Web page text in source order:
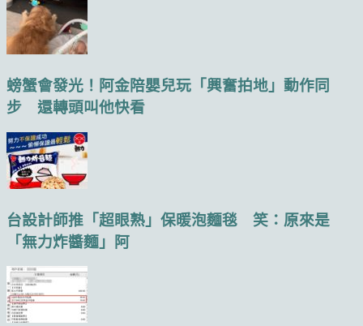
螃蟹會發光！阿金陪嬰兒玩「興奮拍地」動作同
步 還轉頭叫他快看
台設計師推「超眼熟」保暖泡麵毯 笑：原來是
「無力炸醬麵」阿